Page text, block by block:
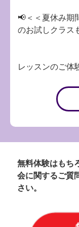
📢＜＜夏休み期
のお試しクラス
レッスンのご体
無料体験はもち
会に関するご質
さい。